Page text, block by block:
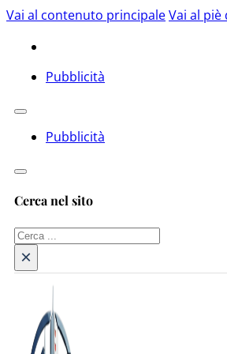
Vai al contenuto principaleVai al piè
Pubblicità
Pubblicità
Cerca nel sito
Cerca
×